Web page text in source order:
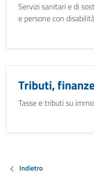
Servizi sanitari e di
e persone con
Tributi,
Tasse e tributi su
Indietro